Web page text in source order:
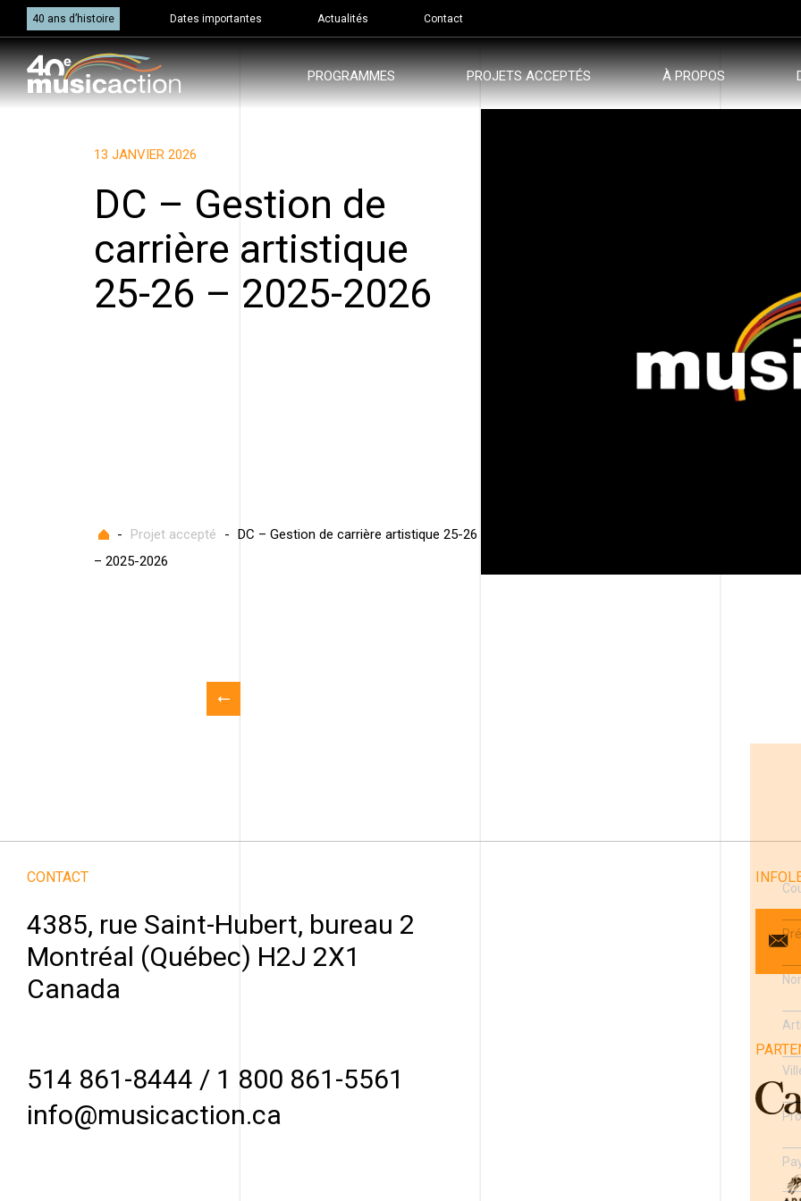
40 ans d’histoire Dates importantes Actualités Contact
PROGRAMMES PROJETS ACCEPTÉS À PROPOS
13 JANVIER 2026
DC – Gestion de
carrière artistique
25-26 – 2025-2026
Accueil
- Projet accepté - DC – Gestion de carrière artistique 25-26
– 2025-2026
CONTACT
4385, rue Saint-Hubert, bureau 2
Montréal (Québec) H2J 2X1
Canada
514 861-8444 / 1 800 861-5561
info@musicaction.ca